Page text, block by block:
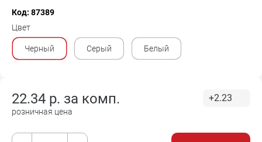
Код: 87389
Цвет
Черный Серый Белый
22.34 р. за комп.
розничная цена
+2.23